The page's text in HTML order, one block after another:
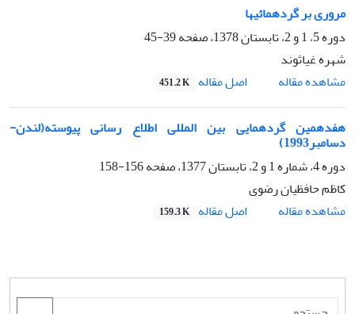
مروری بر گردهمائیها
دوره 5، 1 و 2، تابستان 1378، صفحه
39-45
شهره غیاثوند
مشاهده مقاله
اصل مقاله 451.2 K
هفدهمین گردهمایی بین المللی اطلاع رسانی پیوسته(لندن-
دسامبر1993)
دوره 4، شماره 1 و 2، تابستان 1377، صفحه
156-158
کاظم حافظیان رضوی
مشاهده مقاله
اصل مقاله 159.3 K